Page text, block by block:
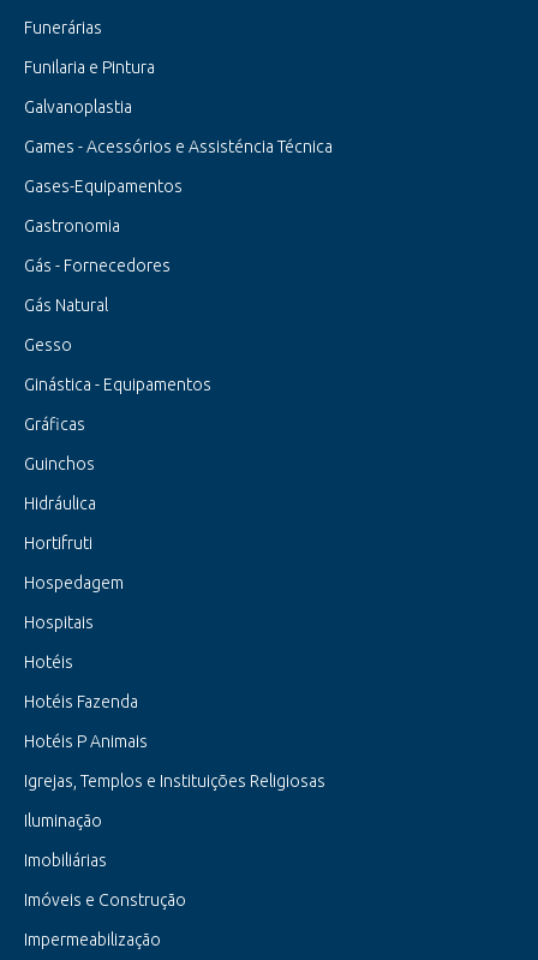
Funerárias
Funilaria e Pintura
Galvanoplastia
Games - Acessórios e Assisténcia Técnica
Gases-Equipamentos
Gastronomia
Gás - Fornecedores
Gás Natural
Gesso
Ginástica - Equipamentos
Gráficas
Guinchos
Hidráulica
Hortifruti
Hospedagem
Hospitais
Hotéis
Hotéis Fazenda
Hotéis P Animais
Igrejas, Templos e Instituições Religiosas
Iluminação
Imobiliárias
Imóveis e Construção
Impermeabilização